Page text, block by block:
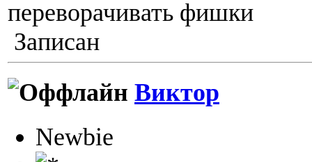
переворачивать фишки
Записан
Виктор
Newbie